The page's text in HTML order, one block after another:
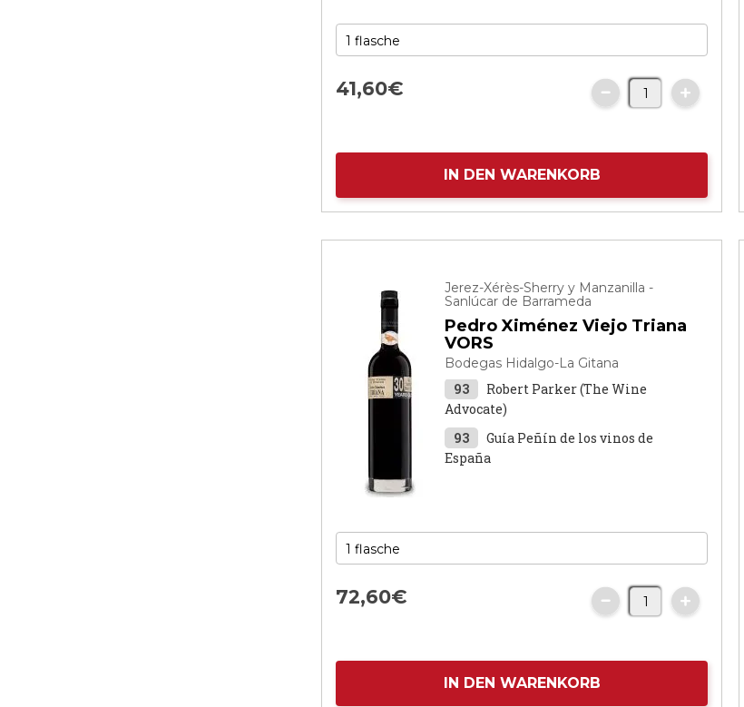
41,60€
IN DEN WARENKORB
Jerez-Xérès-Sherry y Manzanilla -
Sanlúcar de Barrameda
Pedro Ximénez Viejo Triana
VORS
Bodegas Hidalgo-La Gitana
93
Robert Parker (The Wine
Advocate)
93
Guía Peñín de los vinos de
España
72,60€
IN DEN WARENKORB